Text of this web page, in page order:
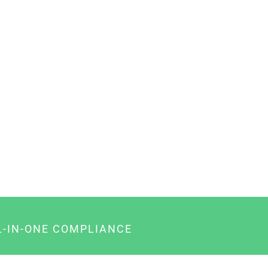
IN-ONE COMPLIANCE